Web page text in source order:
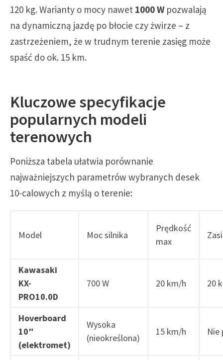
120 kg. Warianty o mocy nawet 1000 W pozwalają
na dynamiczną jazdę po błocie czy żwirze – z
zastrzeżeniem, że w trudnym terenie zasięg może
spaść do ok. 15 km.
Kluczowe specyfikacje
popularnych modeli
terenowych
Poniższa tabela ułatwia porównanie
najważniejszych parametrów wybranych desek
10-calowych z myślą o terenie:
Model Moc silnika
Prędkość
max
Kawasaki
KX-
PRO10.0D
700 W 20 km/h 20
Hoverboard
10″
(elektromet)
Wysoka
(nieokreślona)
15 km/h Nie